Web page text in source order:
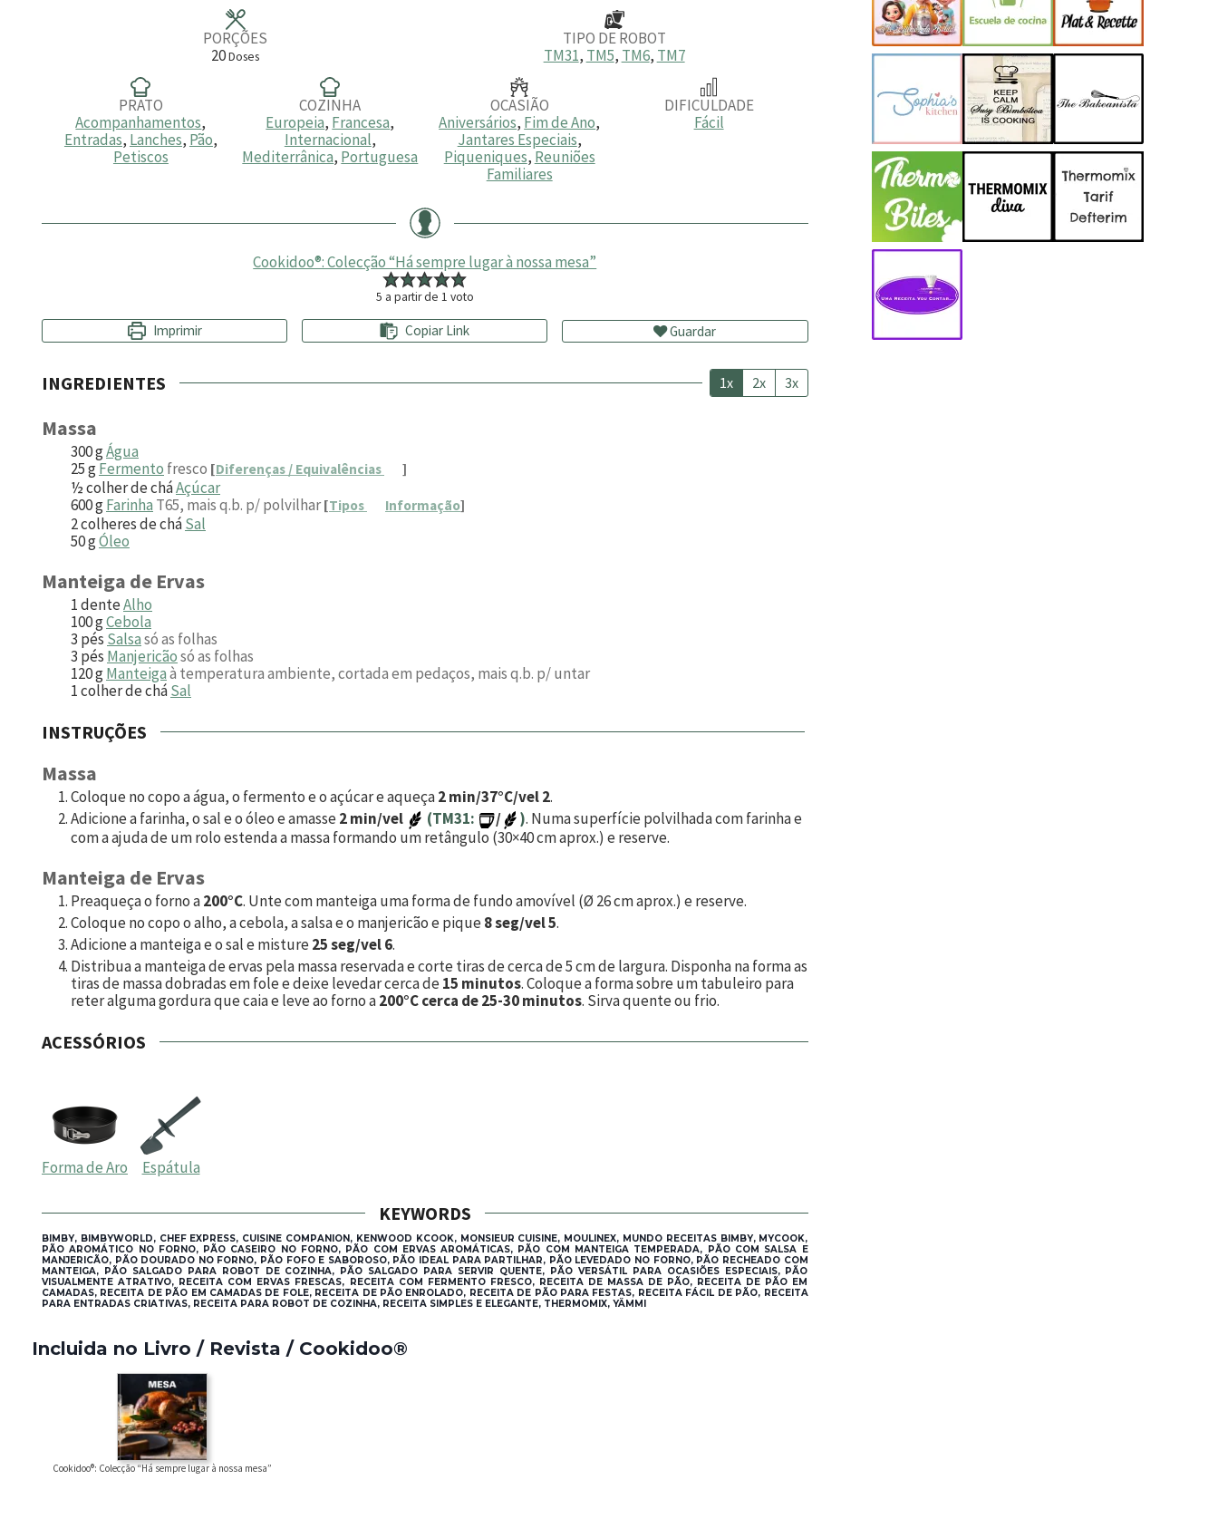
PORÇÕES
20Doses
TIPO DE ROBOT
TM31, TM5, TM6, TM7
PRATO
Acompanhamentos,
Entradas, Lanches, Pão,
Petiscos
COZINHA
Europeia, Francesa,
Internacional,
Mediterrânica, Portuguesa
OCASIÃO
Aniversários, Fim de Ano,
Jantares Especiais,
Piqueniques, Reuniões
Familiares
DIFICULDADE
Fácil
Cookidoo®: Colecção “Há sempre lugar à nossa mesa”
5 a partir de 1 voto
Imprimir Copiar Link Guardar
INGREDIENTES 1x 2x 3x
Massa
300gÁgua
25gFermento fresco [Diferenças / Equivalências ]
½colher de cháAçúcar
600gFarinha T65, mais q.b. p/ polvilhar[Tipos Informação]
2colheres de cháSal
50gÓleo
Manteiga de Ervas
1denteAlho
100gCebola
3 pés Salsasó as folhas
3 pés Manjericãosó as folhas
120gManteigaà temperatura ambiente, cortada em pedaços, mais q.b. p/ untar
1colher de cháSal
INSTRUÇÕES
Massa
Coloque no copo a água, o fermento e o açúcar e aqueça2 min/37°C/vel 2.
Adicione a farinha, o sal e o óleo e amasse2 min/vel (TM31: / ). Numa superfície polvilhada com farinha e
com a ajuda de um rolo estenda a massa formando um retângulo (30×40 cm aprox.) e reserve.
Manteiga de Ervas
Preaqueça o forno a200°C. Unte com manteiga uma forma de fundo amovível (Ø 26 cm aprox.) e reserve.
Coloque no copo o alho, a cebola, a salsa e o manjericão e pique8 seg/vel 5.
Adicione a manteiga e o sal e misture25 seg/vel 6.
Distribua a manteiga de ervas pela massa reservada e corte tiras de cerca de 5 cm de largura. Disponha na forma as
tiras de massa dobradas em fole e deixe levedar cerca de15 minutos. Coloque a forma sobre um tabuleiro para
reter alguma gordura que caia e leve ao forno a200°C cerca de 25-30 minutos. Sirva quente ou frio.
ACESSÓRIOS
Forma de Aro Espátula
KEYWORDS
BIMBY, BIMBYWORLD, CHEF EXPRESS, CUISINE COMPANION, KENWOOD KCOOK, MONSIEUR CUISINE, MOULINEX, MUNDO RECEITAS BIMBY, MYCOOK,
PÃO AROMÁTICO NO FORNO, PÃO CASEIRO NO FORNO, PÃO COM ERVAS AROMÁTICAS, PÃO COM MANTEIGA TEMPERADA, PÃO COM SALSA E
MANJERICÃO, PÃO DOURADO NO FORNO, PÃO FOFO E SABOROSO, PÃO IDEAL PARA PARTILHAR, PÃO LEVEDADO NO FORNO, PÃO RECHEADO COM
MANTEIGA, PÃO SALGADO PARA ROBOT DE COZINHA, PÃO SALGADO PARA SERVIR QUENTE, PÃO VERSÁTIL PARA OCASIÕES ESPECIAIS, PÃO
VISUALMENTE ATRATIVO, RECEITA COM ERVAS FRESCAS, RECEITA COM FERMENTO FRESCO, RECEITA DE MASSA DE PÃO, RECEITA DE PÃO EM
CAMADAS, RECEITA DE PÃO EM CAMADAS DE FOLE, RECEITA DE PÃO ENROLADO, RECEITA DE PÃO PARA FESTAS, RECEITA FÁCIL DE PÃO, RECEITA
PARA ENTRADAS CRIATIVAS, RECEITA PARA ROBOT DE COZINHA, RECEITA SIMPLES E ELEGANTE, THERMOMIX, YÄMMI
Incluida no Livro / Revista / Cookidoo®
Cookidoo®: Colecção “Há sempre lugar à nossa mesa”